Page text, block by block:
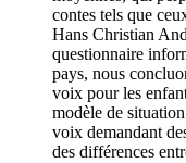
contes tels que
Hans Christian
questionnaire
pays, nous
voix pour les
modèle de
voix demandant
des différences